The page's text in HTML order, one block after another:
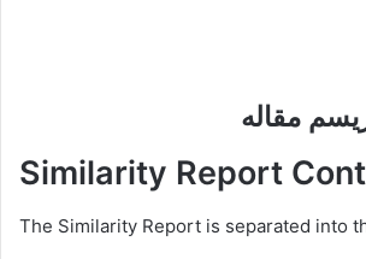
مقاله
Similarity Report
The Similarity Report is separated into